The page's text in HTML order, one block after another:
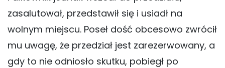
zasalutował, przedstawił się i usiadł na
wolnym miejscu. Poseł dość obcesowo zwrócił
mu uwagę, że przedział jest zarezerwowany, a
gdy to nie odniosło skutku, pobiegł po